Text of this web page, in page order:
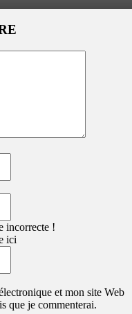
:
incorrecte !
ici
:
et mon site Web
que je commenterai.